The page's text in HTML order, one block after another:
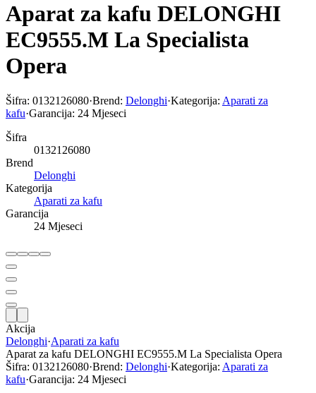
Aparat za kafu DELONGHI
EC9555.M La Specialista
Opera
Šifra: 0132126080·Brend: Delonghi·Kategorija: Aparati za
kafu·Garancija: 24 Mjeseci
Šifra
0132126080
Brend
Delonghi
Kategorija
Aparati za kafu
Garancija
24 Mjeseci
Akcija
Delonghi·Aparati za kafu
Aparat za kafu DELONGHI EC9555.M La Specialista Opera
Šifra: 0132126080·Brend: Delonghi·Kategorija: Aparati za
kafu·Garancija: 24 Mjeseci